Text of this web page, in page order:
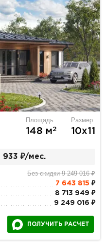
Площадь
148 м2
Размер
10х11
933 ₽/мес.
Без скидки 9 249 016 ₽
7 643 815 ₽
8 713 949 ₽
9 249 016 ₽
ПОЛУЧИТЬ РАСЧЕТ